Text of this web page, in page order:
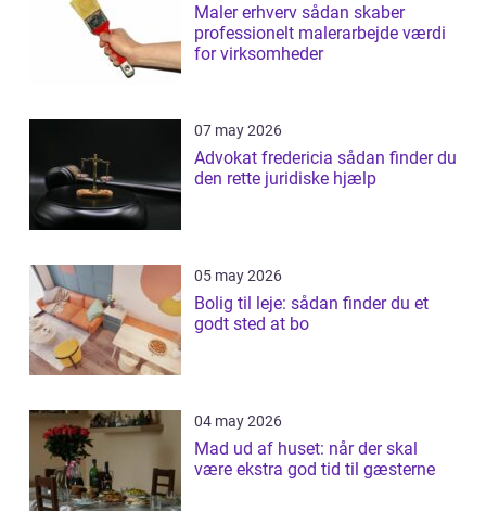
Maler erhverv sådan skaber
professionelt malerarbejde værdi
for virksomheder
07 may 2026
Advokat fredericia sådan finder du
den rette juridiske hjælp
05 may 2026
Bolig til leje: sådan finder du et
godt sted at bo
04 may 2026
Mad ud af huset: når der skal
være ekstra god tid til gæsterne